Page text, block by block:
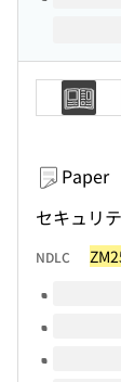
Paper
セキュリ
NDLC
Volumes of